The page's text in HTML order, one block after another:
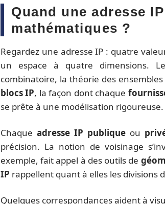
Quand une adresse
mathématiques ?
Regardez une adresse IP : quatre
un espace à quatre dimensions.
combinatoire, la théorie des ensembles
blocs IP, la façon dont chaque
se prête à une modélisation rigoureuse.
Chaque adresse IP publiqueou
précision. La notion de voisinage
exemple, fait appel à des outils de
IP rappellent quant à elles les divisions
Quelques correspondances aident à